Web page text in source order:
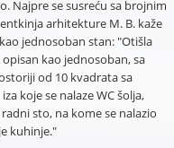
Najpre se susreću sa brojnim
arhitekture M. B. kaže
jednosoban stan: "Otišla
kao jednosoban, sa
od 10 kvadrata sa
koje se nalaze WC šolja,
sto, na kome se nalazio
kuhinje."